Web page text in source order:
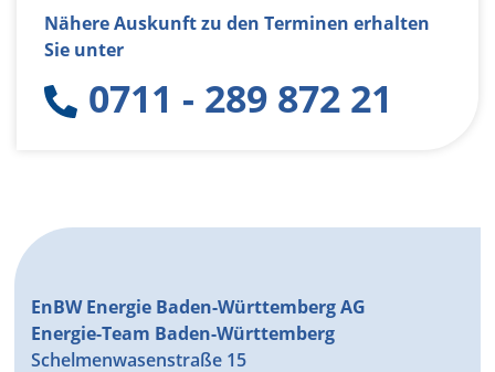
Nähere Auskunft zu den Terminen erhalten
Sie unter
0711 - 289 872 21
EnBW Energie Baden-Württemberg AG
Energie-Team Baden-Württemberg
Schelmenwasenstraße 15